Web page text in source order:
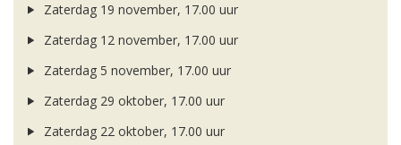
Zaterdag 19 november, 17.00 uur
Zaterdag 12 november, 17.00 uur
Zaterdag 5 november, 17.00 uur
Zaterdag 29 oktober, 17.00 uur
Zaterdag 22 oktober, 17.00 uur